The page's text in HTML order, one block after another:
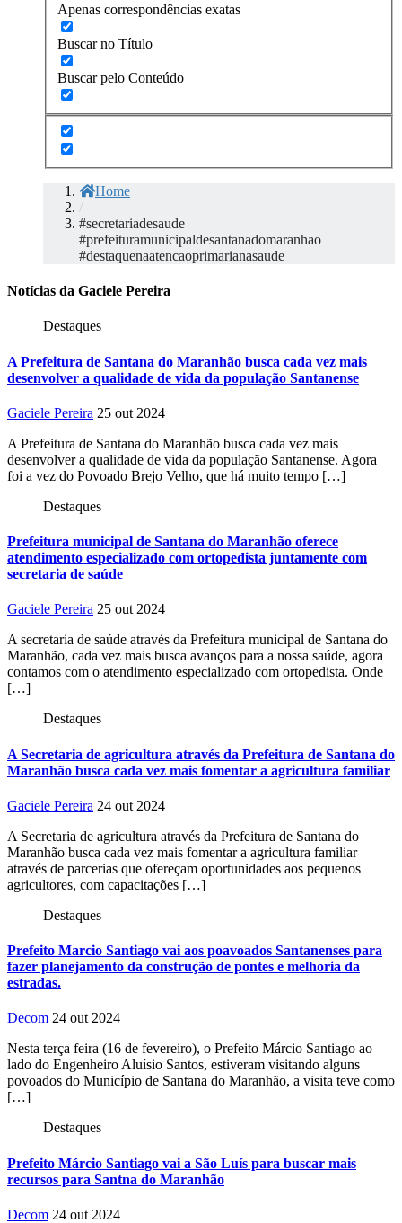
Apenas correspondências exatas
Buscar no Título
Buscar pelo Conteúdo
Home
/
#secretariadesaude
#prefeituramunicipaldesantanadomaranhao
#destaquenaatencaoprimarianasaude
Notícias da Gaciele Pereira
Destaques
A Prefeitura de Santana do Maranhão busca cada vez mais
desenvolver a qualidade de vida da população Santanense
Gaciele Pereira 25 out 2024
A Prefeitura de Santana do Maranhão busca cada vez mais
desenvolver a qualidade de vida da população Santanense. Agora
foi a vez do Povoado Brejo Velho, que há muito tempo […]
Destaques
Prefeitura municipal de Santana do Maranhão oferece
atendimento especializado com ortopedista juntamente com
secretaria de saúde
Gaciele Pereira 25 out 2024
A secretaria de saúde através da Prefeitura municipal de Santana do
Maranhão, cada vez mais busca avanços para a nossa saúde, agora
contamos com o atendimento especializado com ortopedista. Onde
[…]
Destaques
A Secretaria de agricultura através da Prefeitura de Santana do
Maranhão busca cada vez mais fomentar a agricultura familiar
Gaciele Pereira 24 out 2024
A Secretaria de agricultura através da Prefeitura de Santana do
Maranhão busca cada vez mais fomentar a agricultura familiar
através de parcerias que ofereçam oportunidades aos pequenos
agricultores, com capacitações […]
Destaques
Prefeito Marcio Santiago vai aos poavoados Santanenses para
fazer planejamento da construção de pontes e melhoria da
estradas.
Decom 24 out 2024
Nesta terça feira (16 de fevereiro), o Prefeito Márcio Santiago ao
lado do Engenheiro Aluísio Santos, estiveram visitando alguns
povoados do Município de Santana do Maranhão, a visita teve como
[…]
Destaques
Prefeito Márcio Santiago vai a São Luís para buscar mais
recursos para Santna do Maranhão
Decom 24 out 2024